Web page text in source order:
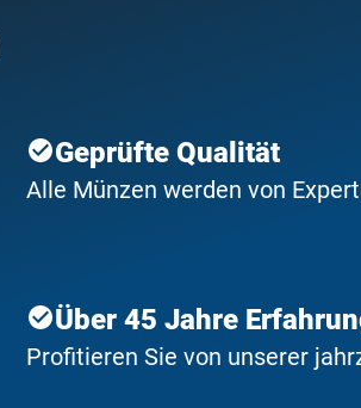
Geprüfte Qualität
Alle Münzen werden von
Über 45 Jahre
Profitieren Sie von unserer